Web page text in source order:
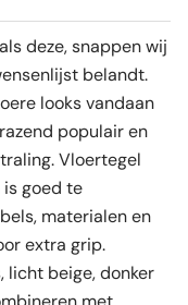
deze, snappen wij
belandt.
looks vandaan
populair en
Vloertegel
goed te
materialen en
extra grip.
licht beige, donker